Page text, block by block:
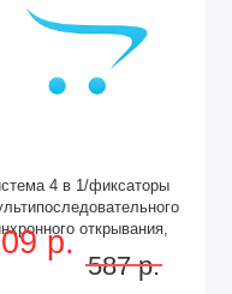
4 в 1/фиксаторы
открывания,
мат
р.
587 р.